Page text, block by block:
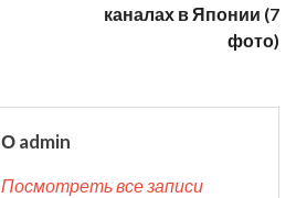
каналах в Японии (7
фото)
О admin
Посмотреть все записи